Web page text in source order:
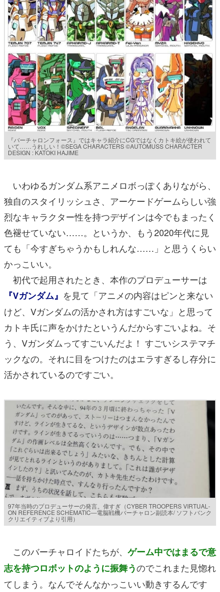
『バーチャロンフォース』ではキャラ紹介にCGではなくカトキ絵が使われて
いて……うれしい！©SEGA CHARACTERS ©AUTOMUSS CHARACTER
DESIGN : KATOKI HAJIME
いわゆるガンダム系アニメロボっぽくありながら、
独自のスタイリッシュさ、アーケードゲームらしい強
烈なキャラクター性を持つデザインは今でもまったく
色褪せていない……。というか、もう2020年代に見
ても「今すぎちゃうかもしれんな……」と思うくらい
かっこいい。
初代で起用されたとき、本作のプロデューサーは
『Vガンダム』 を見て「アニメの内容はピンと来ない
けど、Vガンダムの活かされ方はすごいな」と思って
カトキ氏に声をかけたというんだからすごいよね。そ
う、Vガンダムってすごいんだよ！ すごいシステマチ
ックなの。それに目をつけたのはエラすぎるし存分に
活かされているのですごい。
97年当時のプロデューサーの発言。偉すぎ（CYBER TROOPERS VIRTUAL‐
ON REFERENCE SCHEMATIC―電脳戦機バーチャロン副読本/‎ ソフトバンク
クリエイティブより引用）
このバーチャロイドたちが、 ゲーム中ではまるで意
志を持つロボットのように振舞うのでこれまた見惚れ
てしまう。なんでそんなかっこいい動きするんです